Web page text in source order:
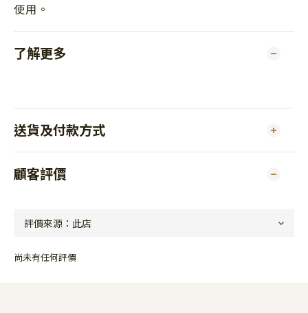
使用。
了解更多
送貨及付款方式
顧客評價
尚未有任何評價